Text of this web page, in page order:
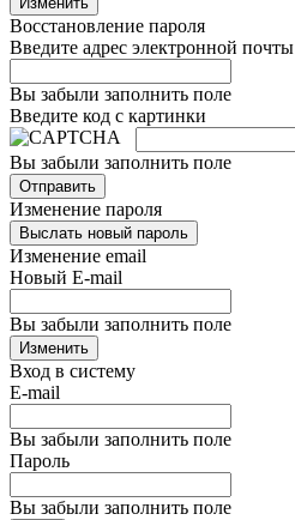
Восстановление пароля
Введите адрес электронной почты
Вы забыли заполнить поле
Введите код с картинки
Вы забыли заполнить поле
Отправить
Изменение пароля
Выслать новый пароль
Изменение email
Новый E-mail
Вы забыли заполнить поле
Изменить
Вход в систему
E-mail
Вы забыли заполнить поле
Пароль
Вы забыли заполнить поле